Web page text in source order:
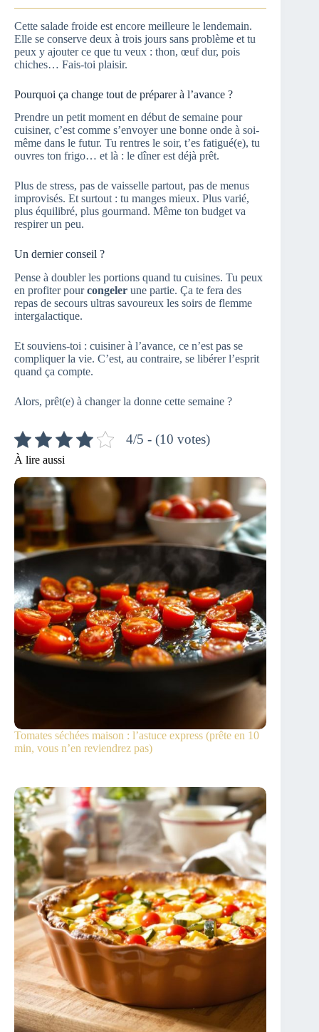
Cette salade froide est encore meilleure le lendemain.
Elle se conserve deux à trois jours sans problème et tu
peux y ajouter ce que tu veux : thon, œuf dur, pois
chiches… Fais-toi plaisir.
Pourquoi ça change tout de préparer à l’avance ?
Prendre un petit moment en début de semaine pour
cuisiner, c’est comme s’envoyer une bonne onde à soi-
même dans le futur. Tu rentres le soir, t’es fatigué(e), tu
ouvres ton frigo… et là : le dîner est déjà prêt.
Plus de stress, pas de vaisselle partout, pas de menus
improvisés. Et surtout : tu manges mieux. Plus varié,
plus équilibré, plus gourmand. Même ton budget va
respirer un peu.
Un dernier conseil ?
Pense à doubler les portions quand tu cuisines. Tu peux
en profiter pourcongeler une partie. Ça te fera des
repas de secours ultras savoureux les soirs de flemme
intergalactique.
Et souviens-toi : cuisiner à l’avance, ce n’est pas se
compliquer la vie. C’est, au contraire, se libérer l’esprit
quand ça compte.
Alors, prêt(e) à changer la donne cette semaine ?
4/5 - (10 votes)
À lire aussi
Tomates séchées maison : l’astuce express (prête en 10
min, vous n’en reviendrez pas)